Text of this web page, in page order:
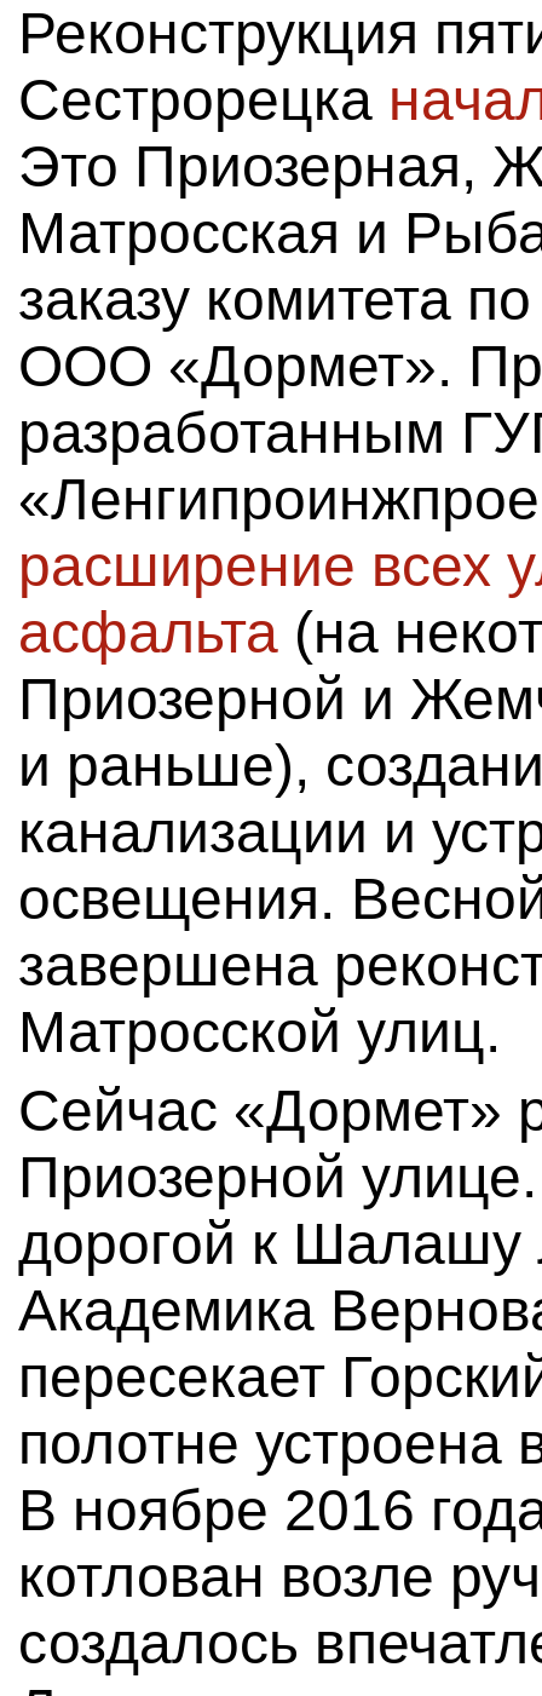
Реконструкция
Сестрорецка
Это Приозерная,
Матросская и
заказу комитета
ООО «Дормет».
разработанным
расширение всех
асфальта (на
Приозерной и
и раньше),
канализации и
освещения.
завершена
Матросской улиц.
Сейчас «Дормет»
Приозерной
дорогой к Шалашу
Академика
пересекает
полотне устроена
В ноябре 2016
котлован возле
создалось